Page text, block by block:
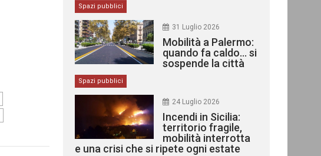
Spazi pubblici
31 Luglio 2026
Mobilità a Palermo:
quando fa caldo… si
sospende la città
Spazi pubblici
24 Luglio 2026
Incendi in Sicilia:
territorio fragile,
mobilità interrotta
e una crisi che si ripete ogni estate